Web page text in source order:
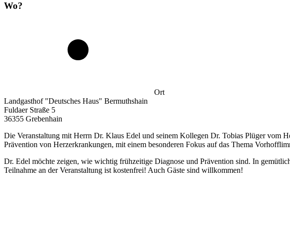
Wo?
Ort
Landgasthof "Deutsches Haus" Bermuthshain
Fuldaer Straße 5
36355 Grebenhain
Die Veranstaltung mit Herrn Dr. Klaus Edel und seinem Kollegen Dr. Tobias Plüger
Prävention von Herzerkrankungen, mit einem besonderen Fokus auf das Thema
Dr. Edel möchte zeigen, wie wichtig frühzeitige Diagnose und Prävention sind. In
Teilnahme an der Veranstaltung ist kostenfrei! Auch Gäste sind willkommen!